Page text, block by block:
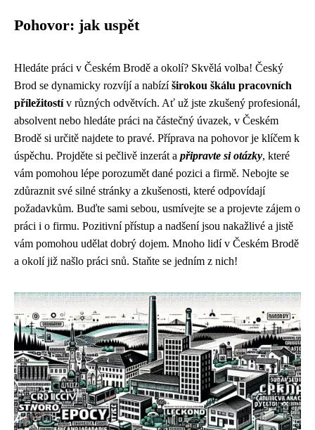
Pohovor: jak uspět
Hledáte práci v Českém Brodě a okolí? Skvělá volba! Český
Brod se dynamicky rozvíjí a nabízíširokou škálu pracovních
příležitostív různých odvětvích. Ať už jste zkušený profesionál,
absolvent nebo hledáte práci na částečný úvazek, v Českém
Brodě si určitě najdete to pravé. Příprava na pohovor je klíčem k
úspěchu. Projděte si pečlivě inzerát a připravte si otázky, které
vám pomohou lépe porozumět dané pozici a firmě. Nebojte se
zdůraznit své silné stránky a zkušenosti, které odpovídají
požadavkům. Buďte sami sebou, usmívejte se a projevte zájem o
práci i o firmu. Pozitivní přístup a nadšení jsou nakažlivé a jistě
vám pomohou udělat dobrý dojem. Mnoho lidí v Českém Brodě
a okolí již našlo práci snů. Staňte se jedním z nich!